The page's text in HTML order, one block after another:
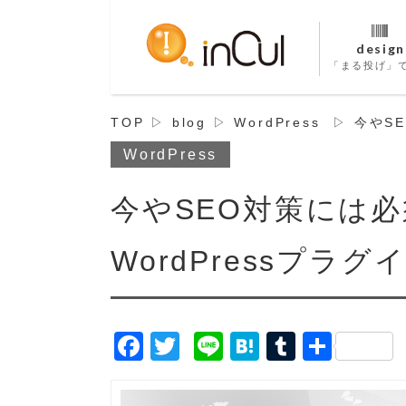
design
「まる投げ」
TOP ▷ blog ▷ WordPress ▷ 今や
WordPress
今やSEO対策には
WordPressプラグ
F
T
Li
H
T 共